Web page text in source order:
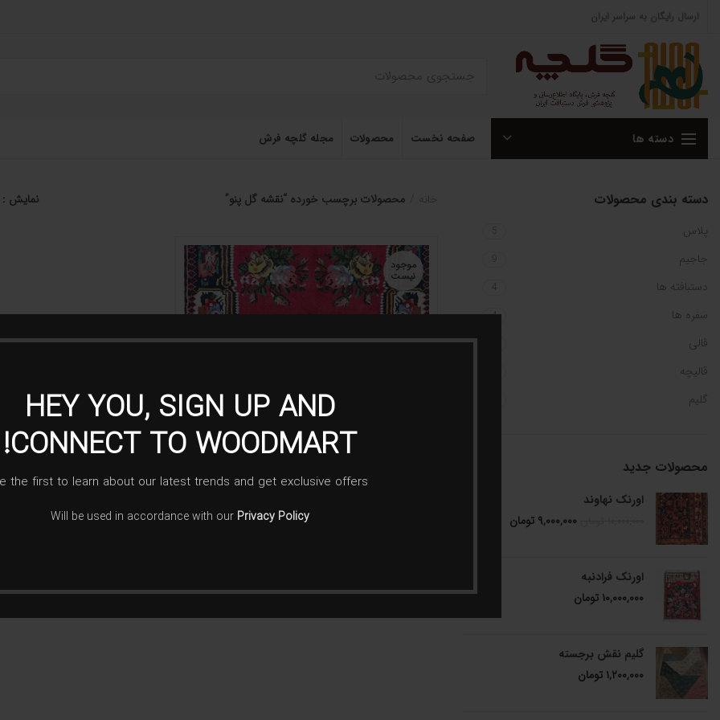
HEY YOU, SIGN UP AND
CONNECT TO WOODMART!
the first to learn about our latest trends and get exclusive offers
Will be used in accordance with our Privacy Policy
ارسال رایگان به سراسر ایران
دسته ها صفحه نخست محصولات مجله گلچه فرش
دسته بندی محصولات
پلاس
جاجیم
دستبافته ها 4
سفره ها 4
قالی
قالیچه
گلیم
محصولات جدید
اورنک نهاوند
۹,۰۰۰,۰۰۰ تومان
اورنک فرادنبه
۱۰,۰۰۰,۰۰۰ تومان
گلیم نقش برجسته
۱,۲۰۰,۰۰۰ تومان
محصولات برچسب خورده “نقشه گل پنو” نمایش
موجود
نیست
۷,۲۰۰,۰۰۰ تومان